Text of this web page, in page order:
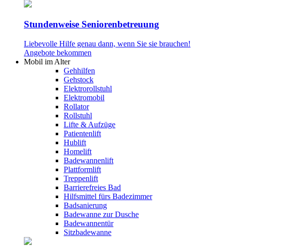
Stundenweise Seniorenbetreuung
Liebevolle Hilfe genau dann, wenn Sie sie brauchen!
Angebote bekommen
Mobil im Alter
Gehhilfen
Gehstock
Elektrorollstuhl
Elektromobil
Rollator
Rollstuhl
Lifte & Aufzüge
Patientenlift
Hublift
Homelift
Badewannenlift
Plattformlift
Treppenlift
Barrierefreies Bad
Hilfsmittel fürs Badezimmer
Badsanierung
Badewanne zur Dusche
Badewannentür
Sitzbadewanne